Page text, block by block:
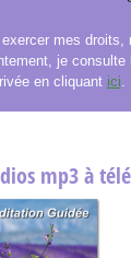
mes droits,
je consulte
en cliquant ici.
mp3 à